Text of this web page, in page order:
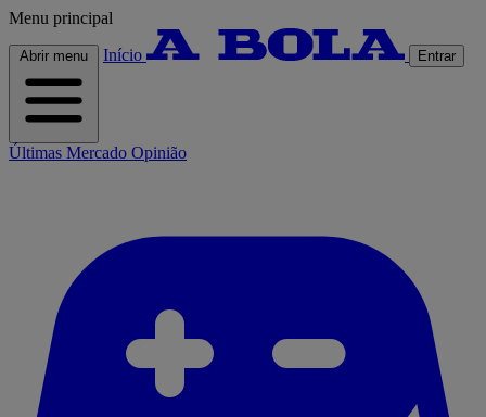
Menu principal
Abrir menu Início Entrar
Últimas Mercado Opinião